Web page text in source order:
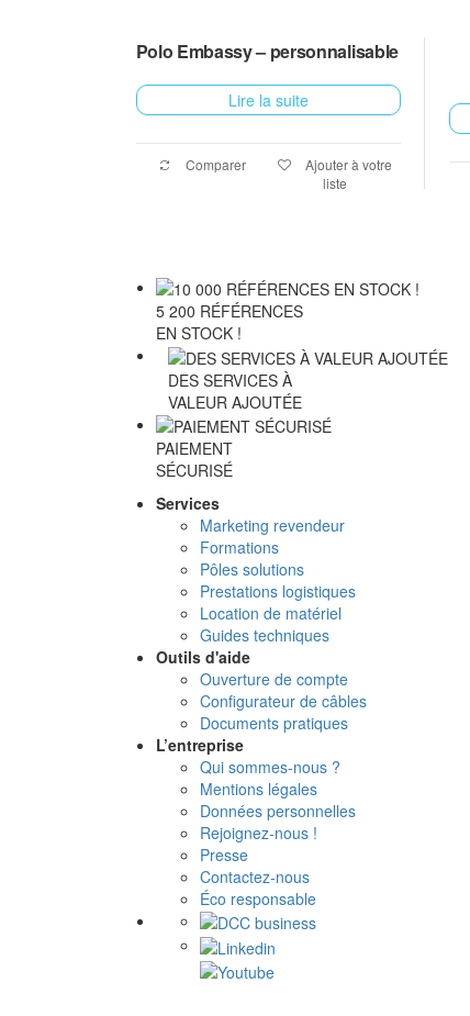
Polo Embassy – personnalisable
Lire la suite
Comparer
Ajouter à votre
liste
5 200 RÉFÉRENCES
EN STOCK !
DES SERVICES À
VALEUR AJOUTÉE
PAIEMENT
SÉCURISÉ
Services
Marketing revendeur
Formations
Pôles solutions
Prestations logistiques
Location de matériel
Guides techniques
Outils d'aide
Ouverture de compte
Configurateur de câbles
Documents pratiques
L’entreprise
Qui sommes-nous ?
Mentions légales
Données personnelles
Rejoignez-nous !
Presse
Contactez-nous
Éco responsable